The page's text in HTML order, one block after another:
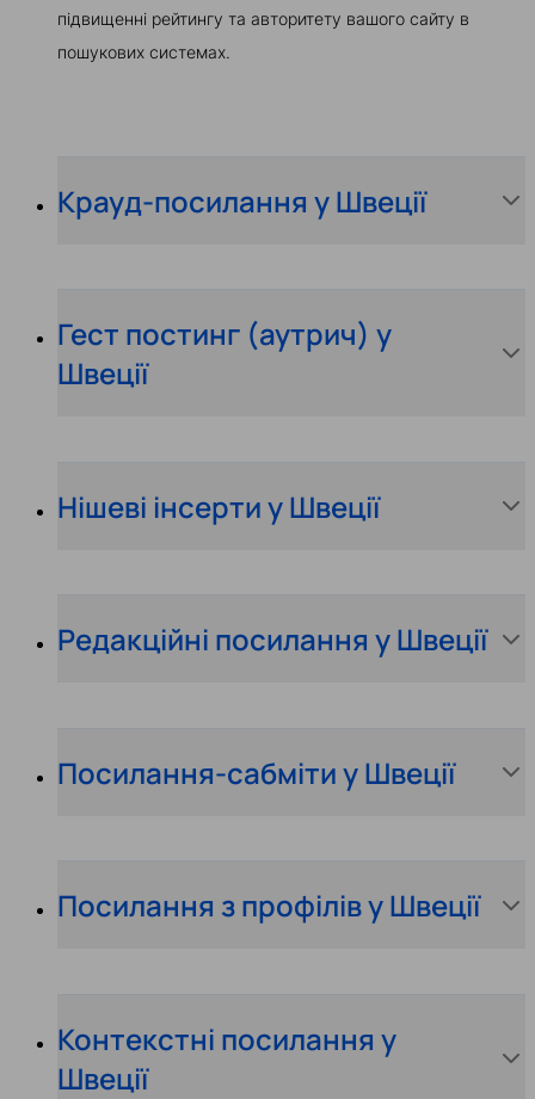
підвищенні рейтингу та авторитету вашого сайту в
пошукових системах.
Крауд-посилання у Швеції
Гест постинг (аутрич) у
Швеції
Нішеві інсерти у Швеції
Редакційні посилання у Швеції
Посилання-сабміти у Швеції
Посилання з профілів у Швеції
Контекстні посилання у
Швеції